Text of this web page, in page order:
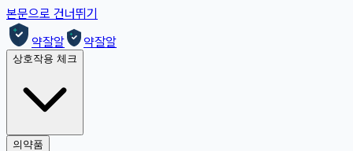
본문으로 건너뛰기
약잘알
약잘알
상호작용 체크
의약품